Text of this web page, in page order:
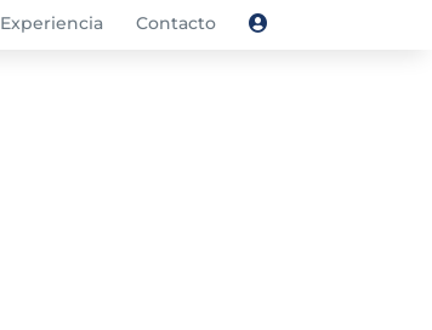
Experiencia Contacto 